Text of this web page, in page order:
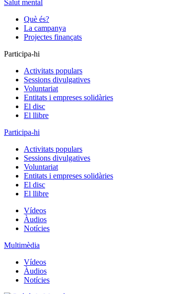
Salut mental
Què és?
La campanya
Projectes finançats
Participa-hi
Activitats populars
Sessions divulgatives
Voluntariat
Entitats i empreses solidàries
El disc
El llibre
Participa-hi
Activitats populars
Sessions divulgatives
Voluntariat
Entitats i empreses solidàries
El disc
El llibre
Vídeos
Àudios
Notícies
Multimèdia
Vídeos
Àudios
Notícies